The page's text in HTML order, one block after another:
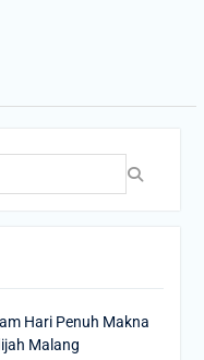
Hari Penuh Makna
Malang